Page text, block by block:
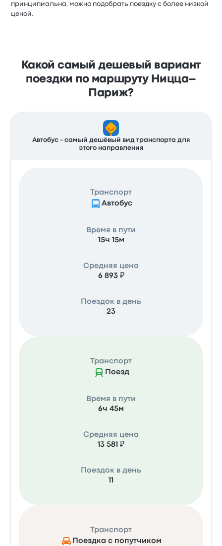
принципиальна, можно подобрать поездку с более низкой
ценой.
Какой самый дешевый вариант
поездки по маршруту Ницца–
Париж?
Автобус - самый дешёвый вид транспорта для
этого направления
Транспорт
Автобус
Время в пути
15ч 15м
Средняя цена
6 893 ₽
Поездок в день
23
Транспорт
Поезд
Время в пути
6ч 45м
Средняя цена
13 581 ₽
Поездок в день
11
Транспорт
Поездка с попутчиком